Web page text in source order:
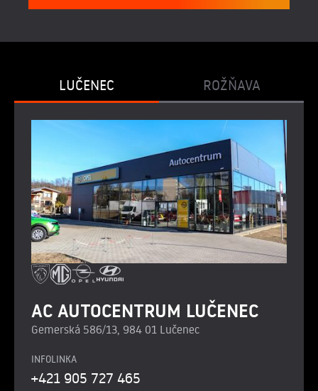
LUČENEC ROŽŇAVA
AC AUTOCENTRUM LUČENEC
Gemerská 586/13, 984 01 Lučenec
INFOLINKA
+421 905 727 465